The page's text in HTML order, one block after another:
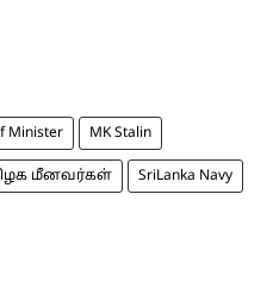
Minister MK Stalin
மீனவர்கள் SriLanka Navy